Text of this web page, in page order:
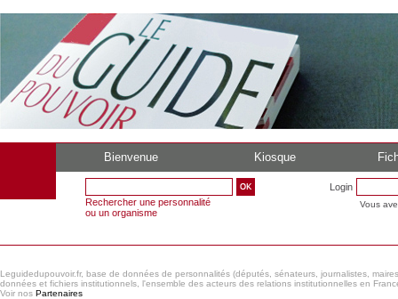
Bienvenue Kiosque
Rechercher une personnalité
ou un organisme
Login
Vous
Leguidedupouvoir.fr, base de données de personnalités (députés, sénateurs, journalistes,
données et fichiers institutionnels, l'ensemble des acteurs des relations institutionnelles en
Voir nos Partenaires